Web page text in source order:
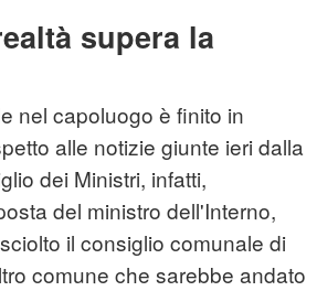
supera la
nel capoluogo è finito in
alle notizie giunte ieri dalla
dei Ministri, infatti,
del ministro dell'Interno,
il consiglio comunale di
comune che sarebbe andato